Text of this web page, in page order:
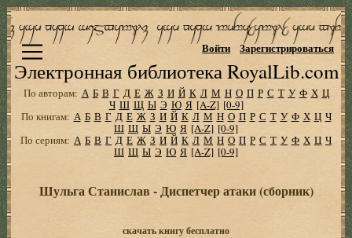
Электронная библиотека RoyalLib.com
Войти Зарегистрироваться
По авторам: А Б В Г Д Е Ж З И Й К Л М Н О П Р С Т У Ф Х Ц
Ч Ш Щ Ы Э Ю Я [A-Z] [0-9]
По книгам: А Б В Г Д Е Ж З И Й К Л М Н О П Р С Т У Ф Х Ц Ч
Ш Щ Ы Э Ю Я [A-Z] [0-9]
По сериям: А Б В Г Д Е Ж З И Й К Л М Н О П Р С Т У Ф Х Ц Ч
Ш Щ Ы Э Ю Я [A-Z] [0-9]
Шульга Станислав - Диспетчер атаки (сборник)
скачать книгу бесплатно